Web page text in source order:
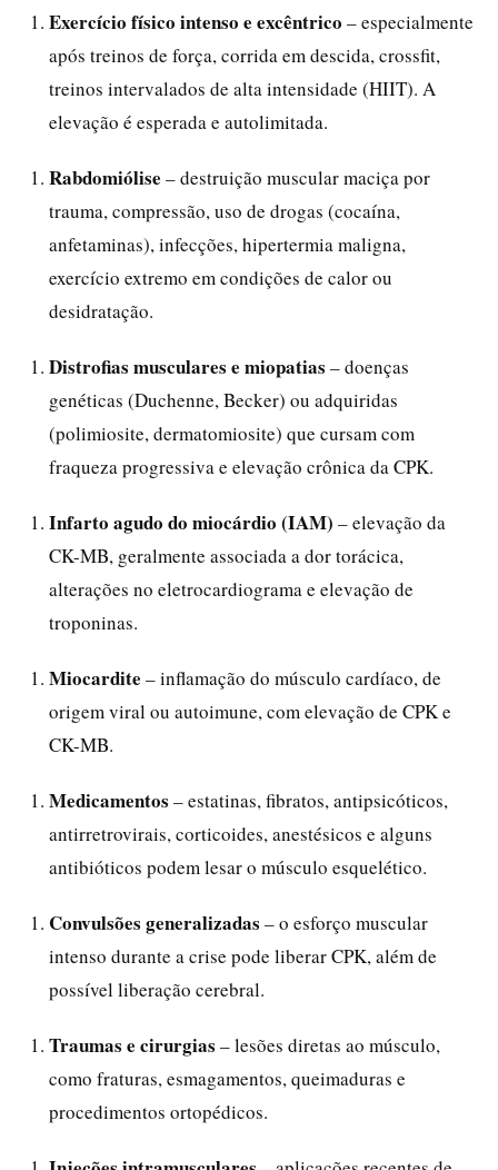
Exercício físico intenso e excêntrico – especialmente
após treinos de força, corrida em descida, crossfit,
treinos intervalados de alta intensidade (HIIT). A
elevação é esperada e autolimitada.
Rabdomiólise – destruição muscular maciça por
trauma, compressão, uso de drogas (cocaína,
anfetaminas), infecções, hipertermia maligna,
exercício extremo em condições de calor ou
desidratação.
Distrofias musculares e miopatias – doenças
genéticas (Duchenne, Becker) ou adquiridas
(polimiosite, dermatomiosite) que cursam com
fraqueza progressiva e elevação crônica da CPK.
Infarto agudo do miocárdio (IAM) – elevação da
CK-MB, geralmente associada a dor torácica,
alterações no eletrocardiograma e elevação de
troponinas.
Miocardite – inflamação do músculo cardíaco, de
origem viral ou autoimune, com elevação de CPK e
CK-MB.
Medicamentos – estatinas, fibratos, antipsicóticos,
antirretrovirais, corticoides, anestésicos e alguns
antibióticos podem lesar o músculo esquelético.
Convulsões generalizadas – o esforço muscular
intenso durante a crise pode liberar CPK, além de
possível liberação cerebral.
Traumas e cirurgias – lesões diretas ao músculo,
como fraturas, esmagamentos, queimaduras e
procedimentos ortopédicos.